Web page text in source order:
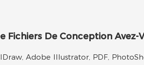
Fichiers De Conception Avez-
Adobe Illustrator, PDF,